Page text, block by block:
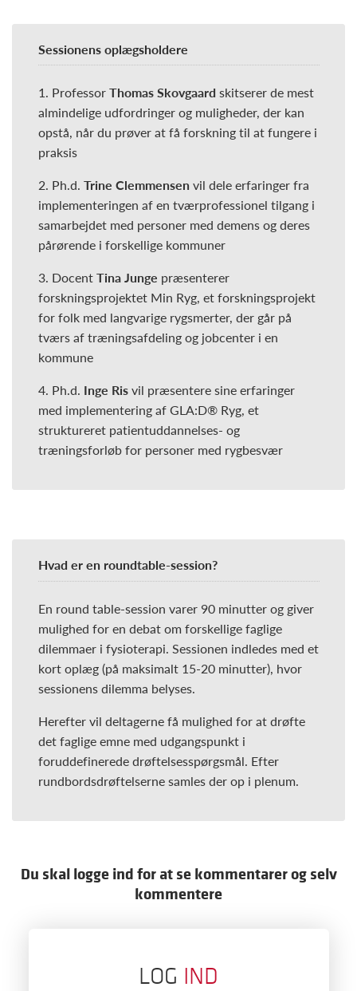
Sessionens oplægsholdere
1. ProfessorThomas Skovgaard skitserer de mest
almindelige udfordringer og muligheder, der kan
opstå, når du prøver at få forskning til at fungere i
praksis
2. Ph.d. Trine Clemmensen vil dele erfaringer fra
implementeringen af en tværprofessionel tilgang i
samarbejdet med personer med demens og deres
pårørende i forskellige kommuner
3. DocentTina Junge præsenterer
forskningsprojektet Min Ryg, et forskningsprojekt
for folk med langvarige rygsmerter, der går på
tværs af træningsafdeling og jobcenter i en
kommune
4. Ph.d. Inge Risvil præsentere sine erfaringer
med implementering af GLA:D® Ryg, et
struktureret patientuddannelses- og
træningsforløb for personer med rygbesvær
Hvad er en roundtable-session?
En round table-session varer 90 minutter og giver
mulighed for en debat om forskellige faglige
dilemmaer i fysioterapi. Sessionen indledes med et
kort oplæg (på maksimalt 15-20 minutter), hvor
sessionens dilemma belyses.
Herefter vil deltagerne få mulighed for at drøfte
det faglige emne med udgangspunkt i
foruddefinerede drøftelsesspørgsmål. Efter
rundbordsdrøftelserne samles der op i plenum.
Du skal logge ind for at se kommentarer og selv
kommentere
LOG IND